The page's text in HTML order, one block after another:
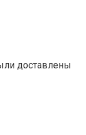
доставлены